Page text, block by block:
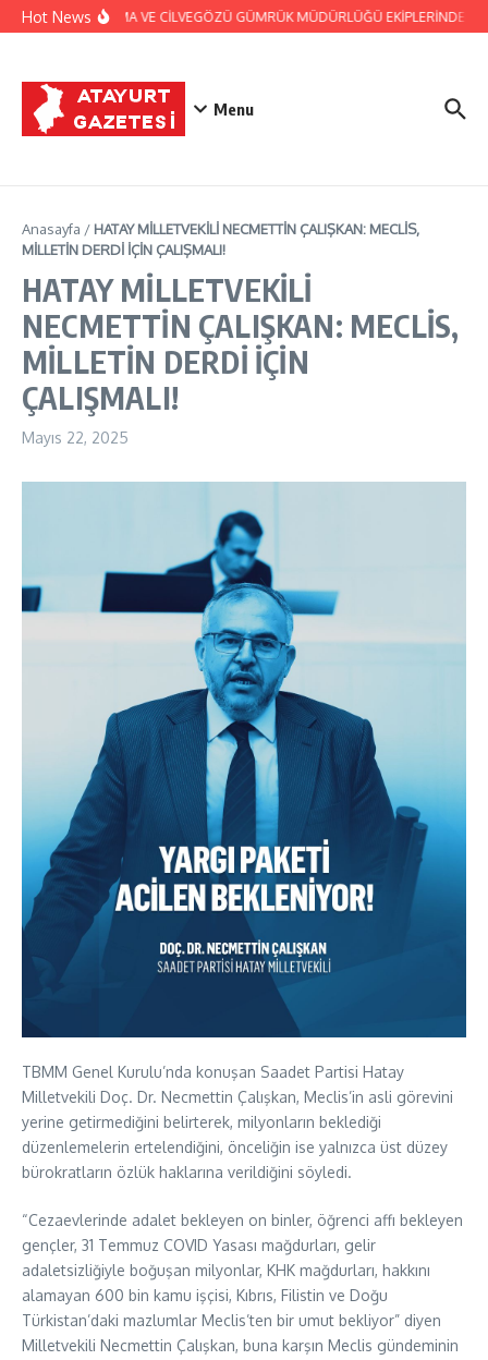
İçeriğe atla
Hot NewsJANDARMA VE CİLVEGÖZÜ GÜMRÜK MÜDÜRLÜĞÜ EKİPLERİNDEN
Menu
Anasayfa / HATAY MİLLETVEKİLİ NECMETTİN ÇALIŞKAN: MECLİS,
MİLLETİN DERDİ İÇİN ÇALIŞMALI!
HATAY MİLLETVEKİLİ
NECMETTİN ÇALIŞKAN: MECLİS,
MİLLETİN DERDİ İÇİN
ÇALIŞMALI!
Mayıs 22, 2025
TBMM Genel Kurulu’nda konuşan Saadet Partisi Hatay
Milletvekili Doç. Dr. Necmettin Çalışkan, Meclis’in asli görevini
yerine getirmediğini belirterek, milyonların beklediği
düzenlemelerin ertelendiğini, önceliğin ise yalnızca üst düzey
bürokratların özlük haklarına verildiğini söyledi.
“Cezaevlerinde adalet bekleyen on binler, öğrenci affı bekleyen
gençler, 31 Temmuz COVID Yasası mağdurları, gelir
adaletsizliğiyle boğuşan milyonlar, KHK mağdurları, hakkını
alamayan 600 bin kamu işçisi, Kıbrıs, Filistin ve Doğu
Türkistan’daki mazlumlar Meclis’ten bir umut bekliyor” diyen
Milletvekili Necmettin Çalışkan, buna karşın Meclis gündeminin